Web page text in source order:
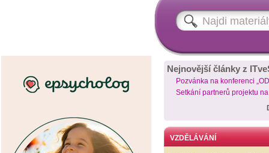
Nejnovější články z
Pozvánka na konferenci
Setkání partnerů projektu
VZDĚLÁVÁNÍ